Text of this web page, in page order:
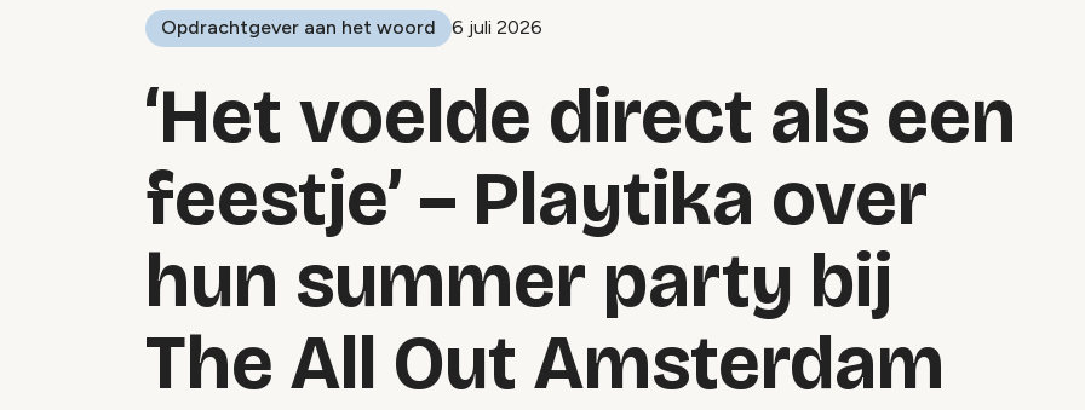
Opdrachtgever aan het woord 6 juli 2026
‘Het voelde direct als een
feestje’ – Playtika over
hun summer party bij
The All Out Amsterdam